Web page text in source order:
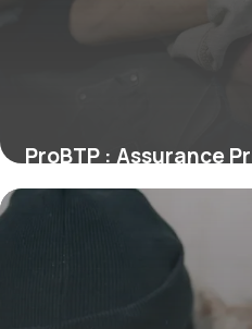
ProBTP : Assurance
16 juin 2026